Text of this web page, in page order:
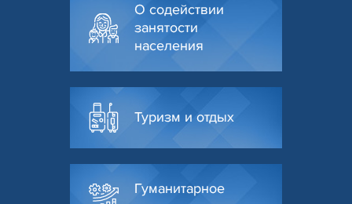
О содействии
занятости
населения
Туризм и отдых
Гуманитарное